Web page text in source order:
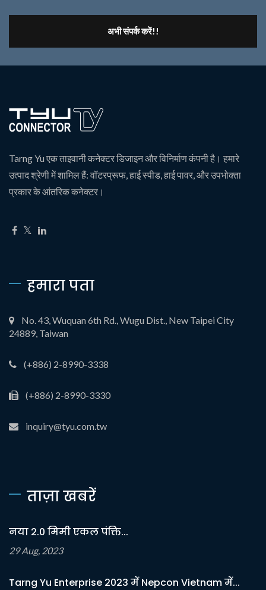
अभी संपर्क करें!!
Tarng Yu एक ताइवानी कनेक्टर डिजाइन और विनिर्माण कंपनी है। हमारे
उत्पाद श्रेणी में शामिल हैं: वॉटरप्रूफ, हाई स्पीड, हाई पावर, और उपभोक्ता
प्रकार के आंतरिक कनेक्टर।
हमारा पता
No. 43, Wuquan 6th Rd., Wugu Dist., New Taipei City
24889, Taiwan
(+886) 2-8990-3338
(+886) 2-8990-3330
inquiry@tyu.com.tw
ताज़ा खबरें
नया 2.0 मिमी एकल पंक्ति...
29 Aug, 2023
Tarng Yu Enterprise 2023 में Nepcon Vietnam में...